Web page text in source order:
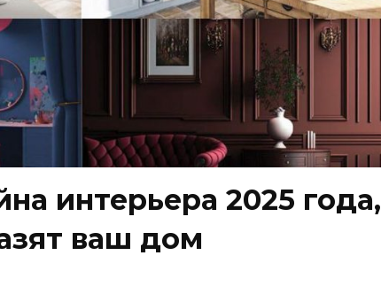
интерьера 2025 года,
ваш дом